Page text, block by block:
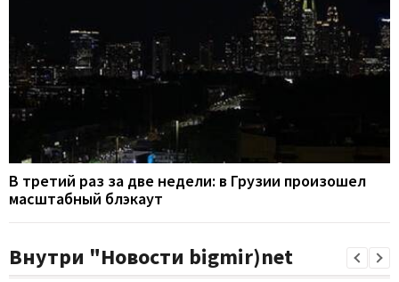
В третий раз за две недели: в Грузии произошел
масштабный блэкаут
Внутри "Новости bigmir)net